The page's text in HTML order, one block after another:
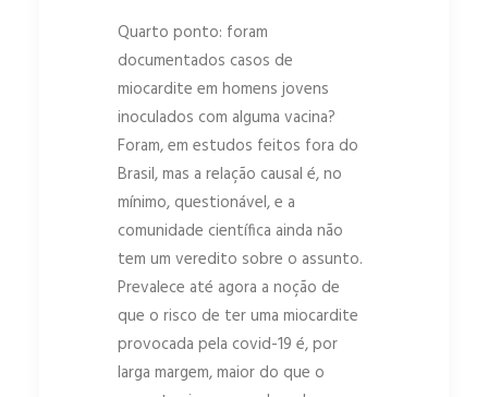
Quarto ponto: foram
documentados casos de
miocardite em homens jovens
inoculados com alguma vacina?
Foram, em estudos feitos fora do
Brasil, mas a relação causal é, no
mínimo, questionável, e a
comunidade científica ainda não
tem um veredito sobre o assunto.
Prevalece até agora a noção de
que o risco de ter uma miocardite
provocada pela covid-19 é, por
larga margem, maior do que o